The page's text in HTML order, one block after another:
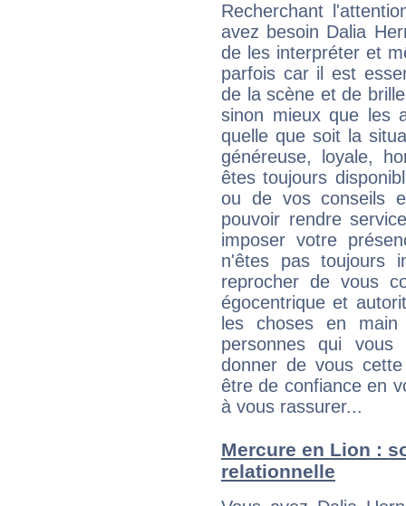
Recherchant
avez besoin Dalia
de les interpréter et
parfois car il est
de la scène et de
sinon mieux que les
quelle que soit la
généreuse, loyale,
êtes toujours
ou de vos conseils
pouvoir rendre
imposer votre
n'êtes pas toujours
reprocher de vous
égocentrique et
les choses en
personnes qui
donner de vous
être de confiance en
à vous rassurer...
Mercure en Lion :
relationnelle